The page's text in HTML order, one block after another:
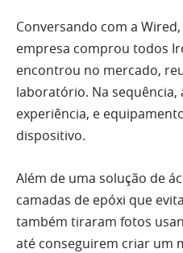
Conversando com a
empresa comprou todos
encontrou no mercado,
laboratório. Na sequência,
experiência, e
dispositivo.
Além de uma solução de
camadas de epóxi que
também tiraram fotos
até conseguirem criar um